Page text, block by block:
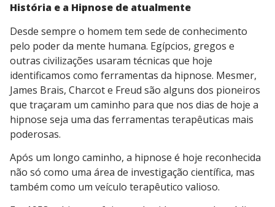
História e a Hipnose de atualmente
Desde sempre o homem tem sede de conhecimento
pelo poder da mente humana. Egípcios, gregos e
outras civilizações usaram técnicas que hoje
identificamos como ferramentas da hipnose. Mesmer,
James Brais, Charcot e Freud são alguns dos pioneiros
que traçaram um caminho para que nos dias de hoje a
hipnose seja uma das ferramentas terapêuticas mais
poderosas.
Após um longo caminho, a hipnose é hoje reconhecida
não só como uma área de investigação científica, mas
também como um veículo terapêutico valioso.